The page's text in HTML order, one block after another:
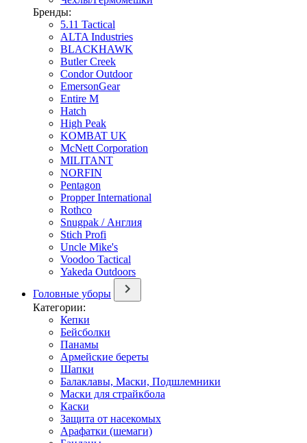
Бренды:
5.11 Tactical
ALTA Industries
BLACKHAWK
Butler Creek
Condor Outdoor
EmersonGear
Entire M
Hatch
High Peak
KOMBAT UK
McNett Corporation
MILITANT
NORFIN
Pentagon
Propper International
Rothco
Snugpak / Англия
Stich Profi
Uncle Mike's
Voodoo Tactical
Yakeda Outdoors
Головные уборы
Категории:
Кепки
Бейсболки
Панамы
Армейские береты
Шапки
Балаклавы, Маски, Подшлемники
Маски для страйкбола
Каски
Защита от насекомых
Арафатки (шемаги)